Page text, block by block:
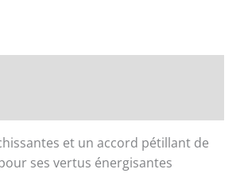
et un accord pétillant de
ses vertus énergisantes